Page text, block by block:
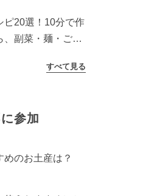
ピ20選！10分で作
、副菜・麺・ごは
すべて見る
参加
めのお土産は？